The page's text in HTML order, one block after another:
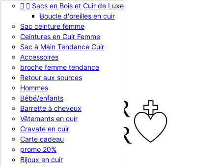
Appelez-nous :0786510612
EUR € 
EUR €
RUB RUB
Connexion
shopping_cart Panier (0)
  En stock
  Sacs en Bois et Cuir de Luxe
Boucle d'oreilles en cuir
Sac ceinture femme
Ceintures en Cuir Femme
Sac à Main Tendance Cuir
Accessoires
broche femme tendance
Retour aux sources
Hommes
Bébé/enfants
Barrette à cheveux
Vêtements en cuir
Cravate en cuir
Carte cadeau
promo 20%
Bijoux en cuir